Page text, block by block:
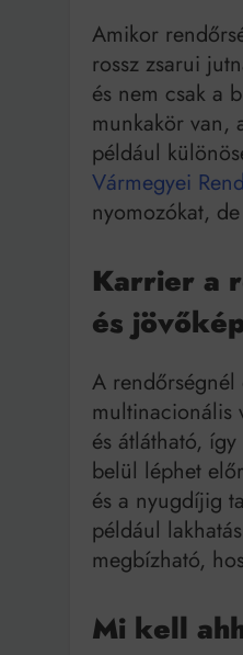
Amikor
rossz zsarui
és nem csak a
munkakör van,
például
Vármegyei
nyomozókat,
Karrier a
és
A rendőrségnél
multinacionális
és átlátható,
belül léphet
és a nyugdíjig
például
megbízható,
Mi kell